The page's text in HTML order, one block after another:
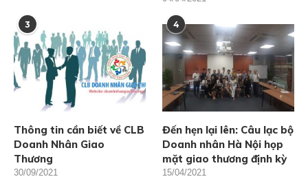
3
Thông tin cần biết về CLB
Doanh Nhân Giao
Thương
30/09/2021
4
Đến hẹn lại lên: Câu lạc bộ
Doanh nhân Hà Nội họp
mặt giao thương định kỳ
15/04/2021